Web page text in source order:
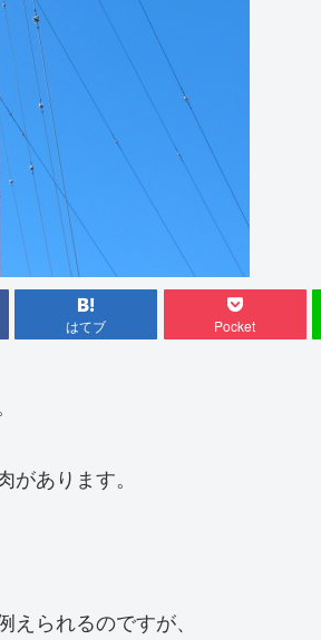
はてブ Pocket
あります。
えられるのですが、